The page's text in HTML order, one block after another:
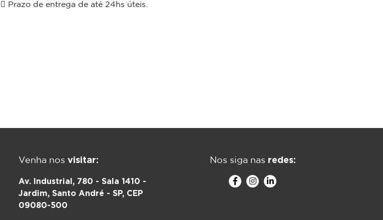
 Prazo de entrega de até 24hs úteis.
Venha nosvisitar:
Av. Industrial, 780 - Sala 1410 -
Jardim, Santo André - SP, CEP
09080-500
Nos siga nas redes: